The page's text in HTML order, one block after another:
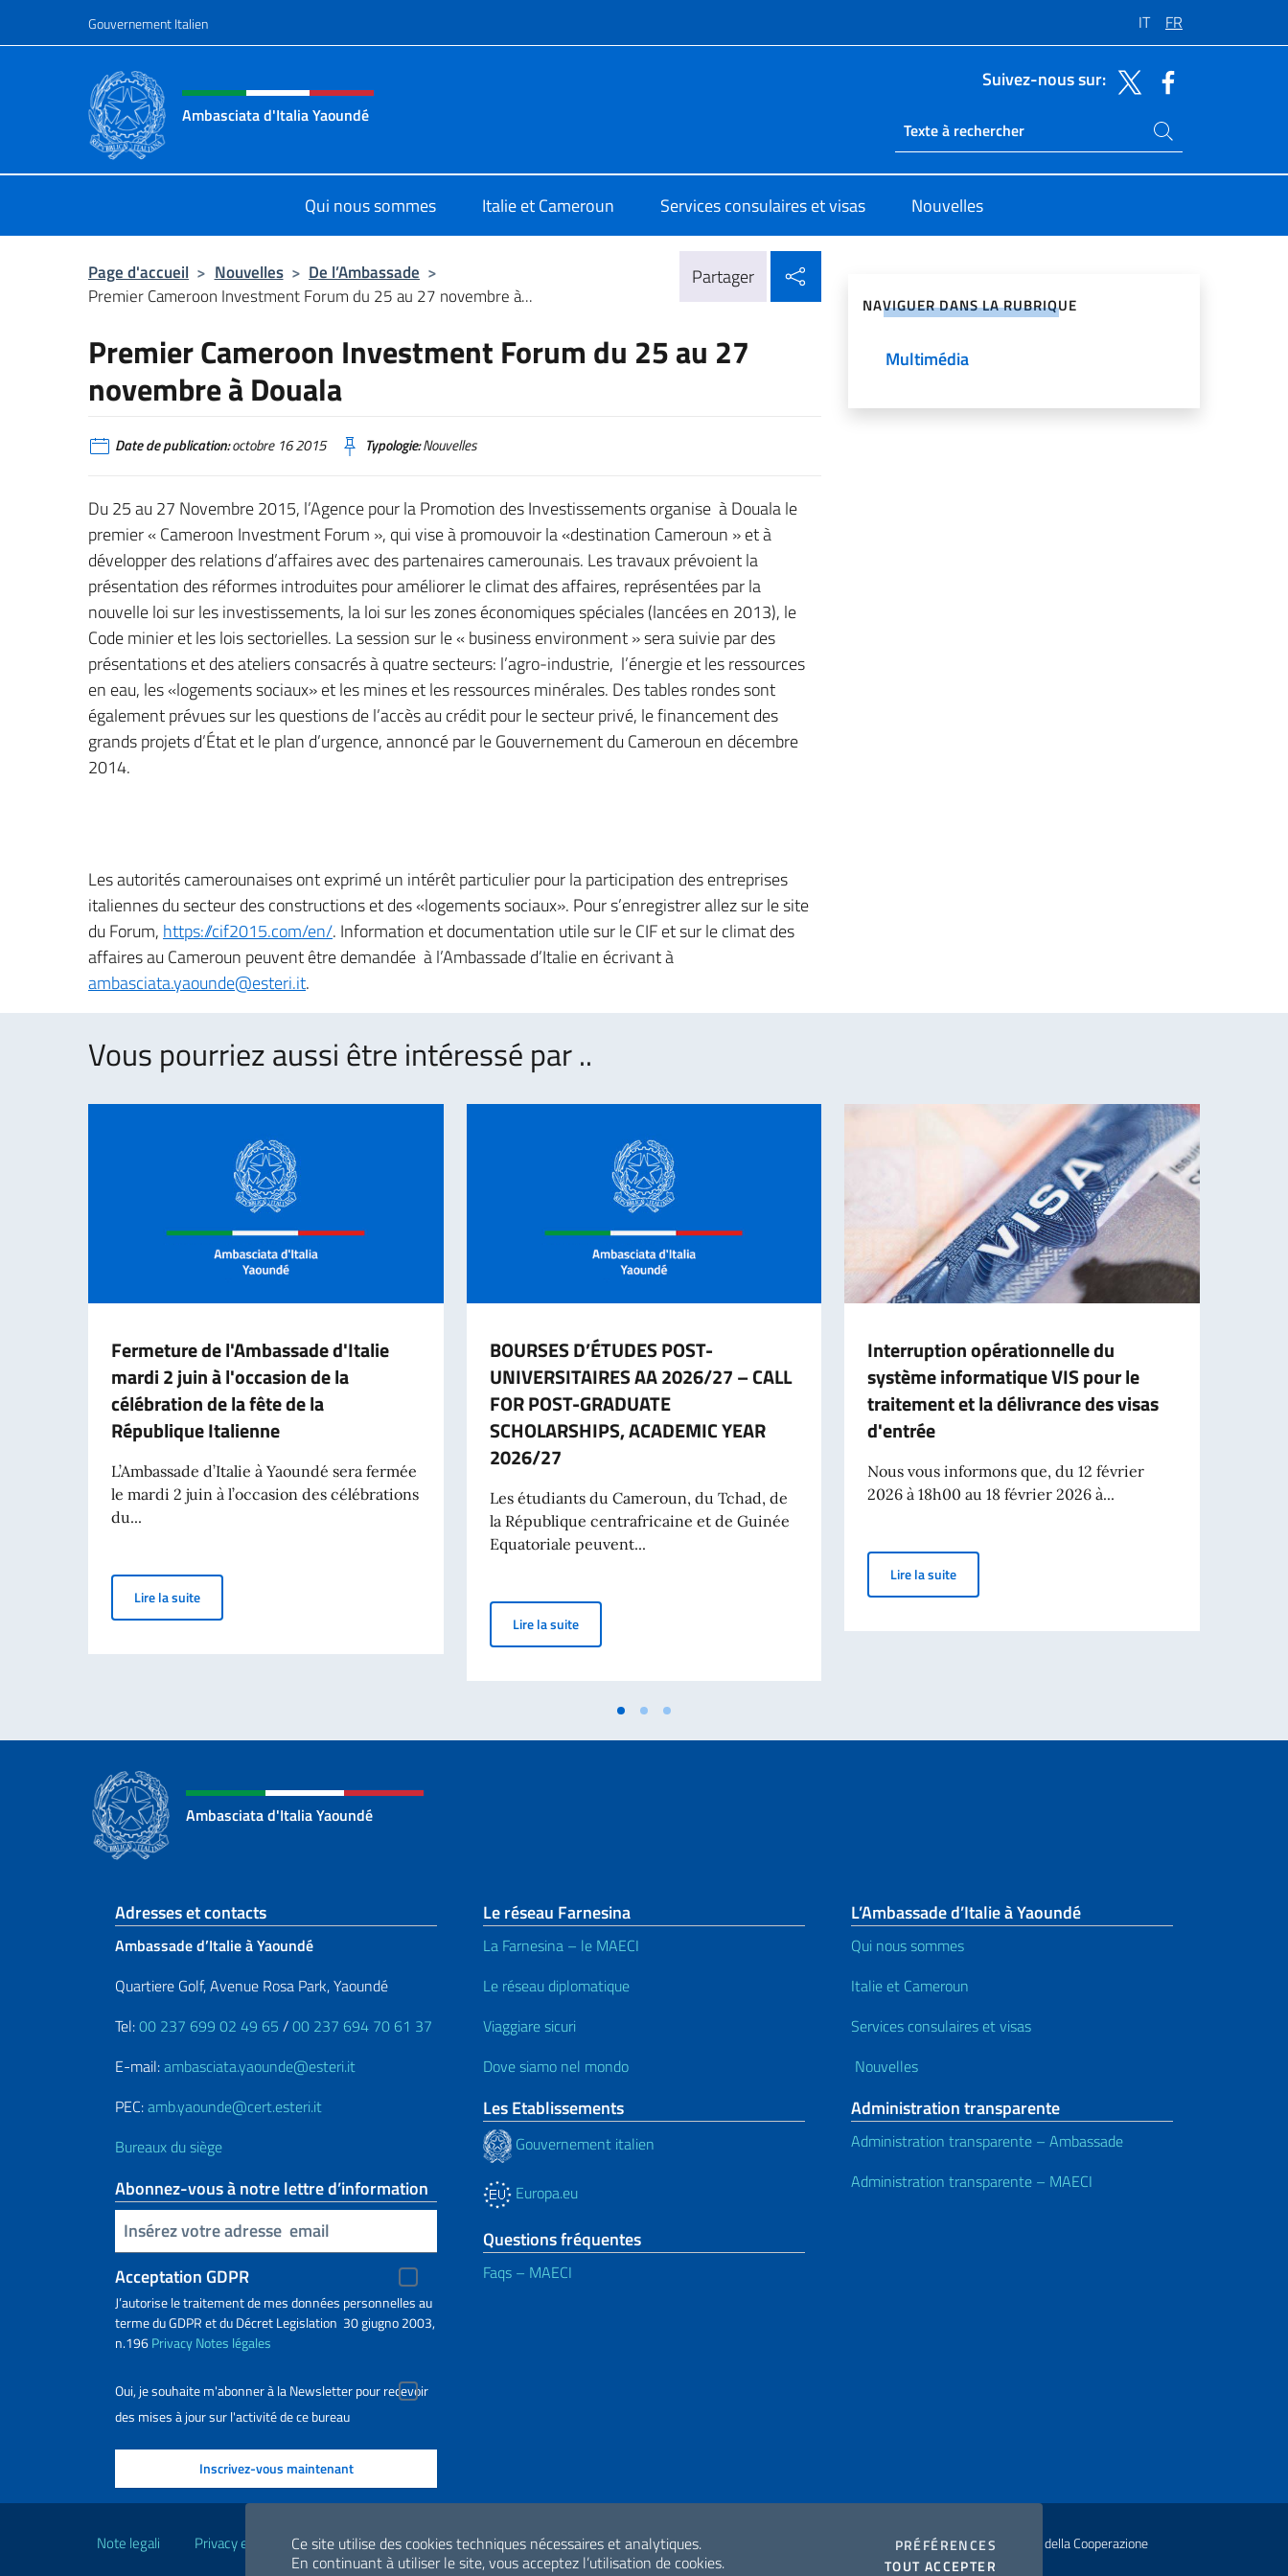
Ce site utilise des cookies techniques nécessaires et analytiques.
En continuant à utiliser le site, vous acceptez l’utilisation de cookies.
PRÉFÉRENCES COOKIES
TOUT ACCEPTER
Gouvernement Italien IT FR
Site Web, social et en-tête de menu
Ambasciata d'Italia Yaoundé
Suivez-nous sur:
Ricerca sito live
Rechercher dans le site
Qui nous sommes Italie et Cameroun Services consulaires et visas Nouvelles
Page d'accueil > Nouvelles > De l’Ambassade >
Premier Cameroon Investment Forum du 25 au 27 novembre à...
Partager
Premier Cameroon Investment Forum du 25 au 27
novembre à Douala
Date de publication:octobre 16 2015 Typologie:Nouvelles
Du 25 au 27 Novembre 2015, l’Agence pour la Promotion des Investissements organise à Douala le
premier « Cameroon Investment Forum », qui vise à promouvoir la «destination Cameroun » et à
développer des relations d’affaires avec des partenaires camerounais. Les travaux prévoient la
présentation des réformes introduites pour améliorer le climat des affaires, représentées par la
nouvelle loi sur les investissements, la loi sur les zones économiques spéciales (lancées en 2013), le
Code minier et les lois sectorielles. La session sur le « business environment » sera suivie par des
présentations et des ateliers consacrés à quatre secteurs: l’agro-industrie, l’énergie et les ressources
en eau, les «logements sociaux» et les mines et les ressources minérales. Des tables rondes sont
également prévues sur les questions de l’accès au crédit pour le secteur privé, le financement des
grands projets d’État et le plan d’urgence, annoncé par le Gouvernement du Cameroun en décembre
2014.
Les autorités camerounaises ont exprimé un intérêt particulier pour la participation des entreprises
italiennes du secteur des constructions et des «logements sociaux». Pour s’enregistrer allez sur le site
du Forum, https://cif2015.com/en/. Information et documentation utile sur le CIF et sur le climat des
affaires au Cameroun peuvent être demandée à l’Ambassade d’Italie en écrivant à
ambasciata.yaounde@esteri.it.
NAVIGUER DANS LA RUBRIQUE
Multimédia
Vous pourriez aussi être intéressé par ..
Fermeture de l'Ambassade d'Italie
mardi 2 juin à l'occasion de la
célébration de la fête de la
République Italienne
L’Ambassade d’Italie à Yaoundé sera fermée
le mardi 2 juin à l’occasion des célébrations
du...
Lire la suiteFermeture de l'Ambassade d'Italie mardi 2 juin à l'occasion de la célébration de la fête de la République Italienne
BOURSES D’ÉTUDES POST-
UNIVERSITAIRES AA 2026/27 – CALL
FOR POST-GRADUATE
SCHOLARSHIPS, ACADEMIC YEAR
2026/27
Les étudiants du Cameroun, du Tchad, de
la République centrafricaine et de Guinée
Equatoriale peuvent...
Lire la suiteBOURSES D’ÉTUDES POST-UNIVERSITAIRES AA 2026/27 – CALL FOR POST-GRADUATE SCHOLARSHIPS, ACADEMIC YEAR
Interruption opérationnelle du
système informatique VIS pour le
traitement et la délivrance des visas
d'entrée
Nous vous informons que, du 12 février
2026 à 18h00 au 18 février 2026 à...
Lire la suiteInterruption opérationnelle du système informatique
Ambasciata d'Italia Yaoundé
Section de pied de page
Adresses et contacts
Ambassade d’Italie à Yaoundé
Quartiere Golf, Avenue Rosa Park, Yaoundé
Tel:00 237 699 02 49 65 /00 237 694 70 61 37
E-mail:ambasciata.yaounde@esteri.it
PEC:amb.yaounde@cert.esteri.it
Bureaux du siège
Abonnez-vous à notre lettre d’information
Insert your email
Acceptation GDPR
J’autorise le traitement de mes données personnelles au
terme du GDPR et du Décret Legislation 30 giugno 2003,
n.196PrivacyNotes légales
Oui, je souhaite m'abonner à la Newsletter pour recevoir
des mises à jour sur l'activité de ce bureau
Le réseau Farnesina
La Farnesina – le MAECI
Le réseau diplomatique
Viaggiare sicuri
Dove siamo nel mondo
Les Etablissements
Gouvernement italien
Europa.eu
Questions fréquentes
Faqs – MAECI
L’Ambassade d’Italie à Yaoundé
Qui nous sommes
Italie et Cameroun
Services consulaires et visas
Nouvelles
Administration transparente
Administration transparente – Ambassade
Administration transparente – MAECI
Note legali Privacy e cookie policy Dichiarazione di accessibilità
2026 Droits d'auteur Ministero degli Affari Esteri e della Cooperazione